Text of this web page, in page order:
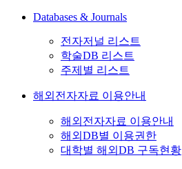
Databases & Journals
전자저널 리스트
학술DB 리스트
주제별 리스트
해외전자자료 이용안내
해외전자자료 이용안내
해외DB별 이용권한
대학별 해외DB 구독현황